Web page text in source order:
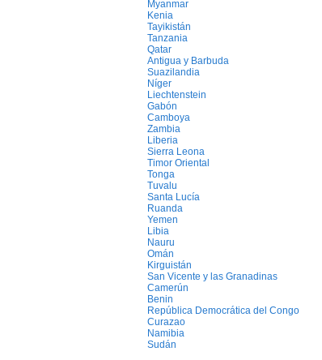
Myanmar
Kenia
Tayikistán
Tanzania
Qatar
Antigua y Barbuda
Suazilandia
Níger
Liechtenstein
Gabón
Camboya
Zambia
Liberia
Sierra Leona
Timor Oriental
Tonga
Tuvalu
Santa Lucía
Ruanda
Yemen
Libia
Nauru
Omán
Kirguistán
San Vicente y las Granadinas
Camerún
Benin
República Democrática del Congo
Curazao
Namibia
Sudán